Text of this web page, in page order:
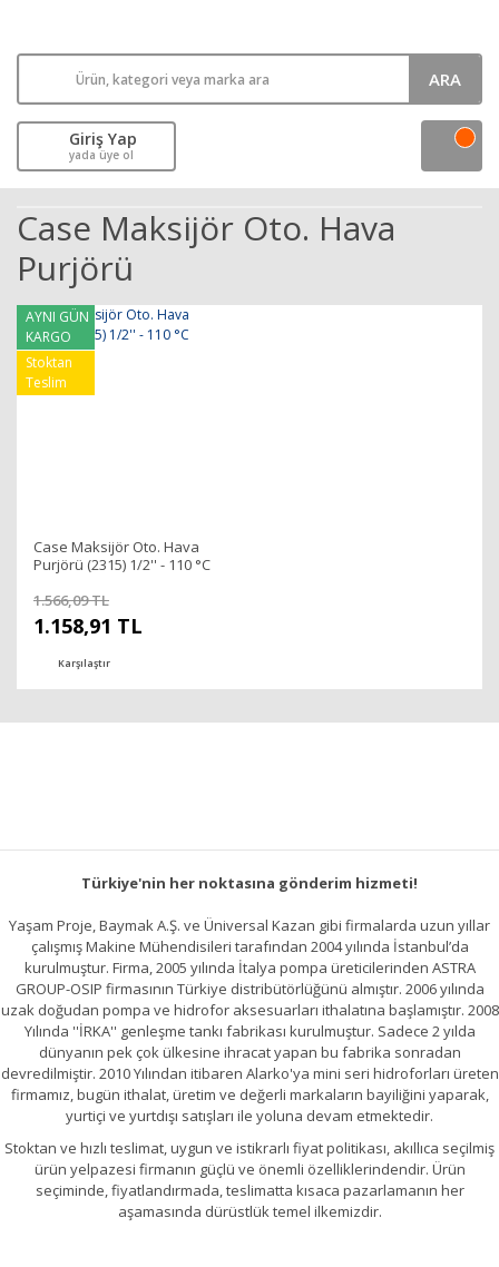
ARA
Giriş Yap
yada üye ol
Case Maksijör Oto. Hava
Purjörü
AYNI GÜN
KARGO
Stoktan
Teslim
Case Maksijör Oto. Hava
Purjörü (2315) 1/2'' - 110 °C
1.566,09 TL
1.158,91 TL
Karşılaştır
Türkiye'nin her noktasına gönderim hizmeti!
Yaşam Proje, Baymak A.Ş. ve Üniversal Kazan gibi firmalarda uzun yıllar
çalışmış Makine Mühendisileri tarafından 2004 yılında İstanbul’da
kurulmuştur. Firma, 2005 yılında İtalya pompa üreticilerinden ASTRA
GROUP-OSIP firmasının Türkiye distribütörlüğünü almıştır. 2006 yılında
uzak doğudan pompa ve hidrofor aksesuarları ithalatına başlamıştır. 2008
Yılında ''İRKA'' genleşme tankı fabrikası kurulmuştur. Sadece 2 yılda
dünyanın pek çok ülkesine ihracat yapan bu fabrika sonradan
devredilmiştir. 2010 Yılından itibaren Alarko'ya mini seri hidroforları üreten
firmamız, bugün ithalat, üretim ve değerli markaların bayiliğini yaparak,
yurtiçi ve yurtdışı satışları ile yoluna devam etmektedir.
Stoktan ve hızlı teslimat, uygun ve istikrarlı fiyat politikası, akıllıca seçilmiş
ürün yelpazesi firmanın güçlü ve önemli özelliklerindendir. Ürün
seçiminde, fiyatlandırmada, teslimatta kısaca pazarlamanın her
aşamasında dürüstlük temel ilkemizdir.